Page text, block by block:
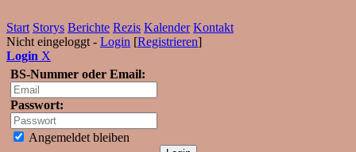
Start Storys Berichte Rezis Kalender Kontakt
Nicht eingeloggt - Login [Registrieren]
Login X
BS-Nummer oder Email:
Passwort:
Angemeldet bleiben